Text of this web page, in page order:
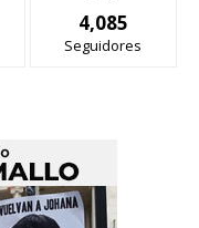
4,085
Seguidores